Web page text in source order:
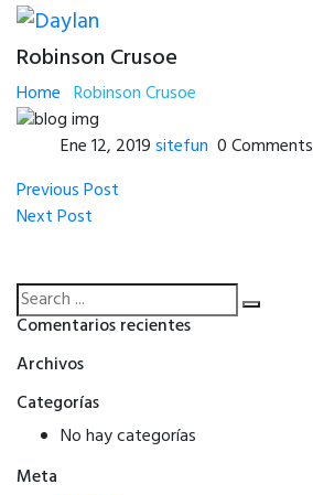
Robinson Crusoe
Home Robinson Crusoe
Ene 12, 2019sitefun 0 Comments
Navegación
de
entradas
Previous
Post
Previous Post
Next
Next Post
Comentarios recientes
Archivos
Categorías
No hay categorías
Meta